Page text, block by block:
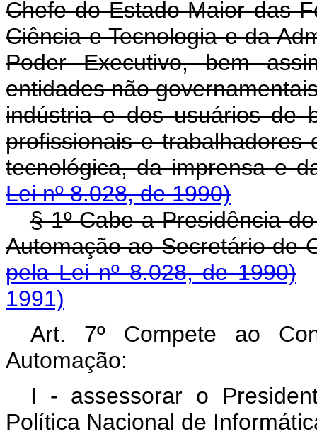
Chefe do Estado-Maior das
Ciência e Tecnologia e da
Poder Executivo, bem
entidades não
indústria e dos usuários de
profissionais e
tecnológica, da imprensa e
Lei nº 8.028, de 1990)
§ 1º Cabe a Presidência
Automação ao Secretário de
pela Lei nº 8.028, de 1990)
1991)
Art. 7º Compete ao
Automação:
I - assessorar o
Política Nacional de